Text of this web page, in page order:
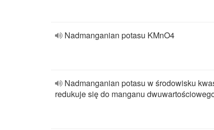
Nadmanganian potasu KMnO4
Nadmanganian potasu w środowisku
redukuje się do manganu